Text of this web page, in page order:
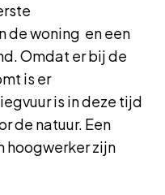
de woning en een
Omdat er bij de
is er
is in deze tijd
de natuur. Een
hoogwerker zijn